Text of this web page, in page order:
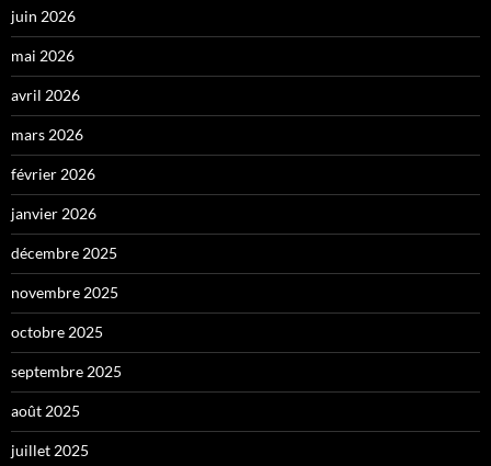
juin 2026
mai 2026
avril 2026
mars 2026
février 2026
janvier 2026
décembre 2025
novembre 2025
octobre 2025
septembre 2025
août 2025
juillet 2025